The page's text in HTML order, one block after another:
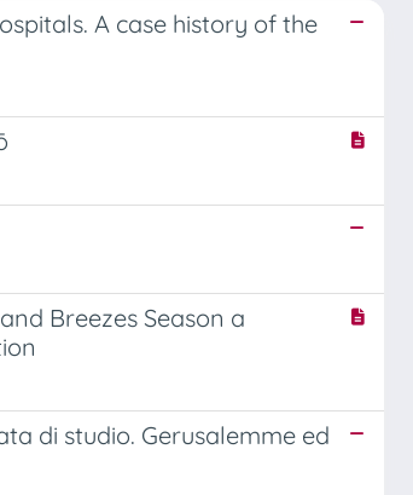
A case history of the
Breezes Season a
di studio. Gerusalemme ed